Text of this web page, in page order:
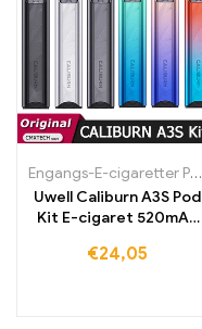
Engangs-E-cigaretter Polen
Uwell Caliburn A3S Pod
Kit E-cigaret 520mAh
€24,05